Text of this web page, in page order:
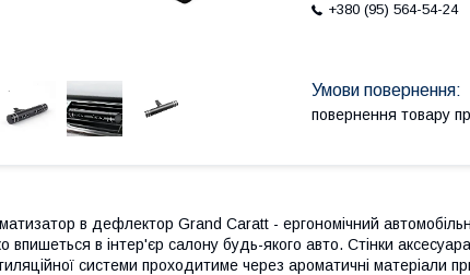
+380 (95) 564-54-24
повернення товару
в дефлектор Grand Caratt - ергономічний
впишеться в інтер'єр салону будь-якого авто. Стінки
системи проходитиме через ароматичні матеріали